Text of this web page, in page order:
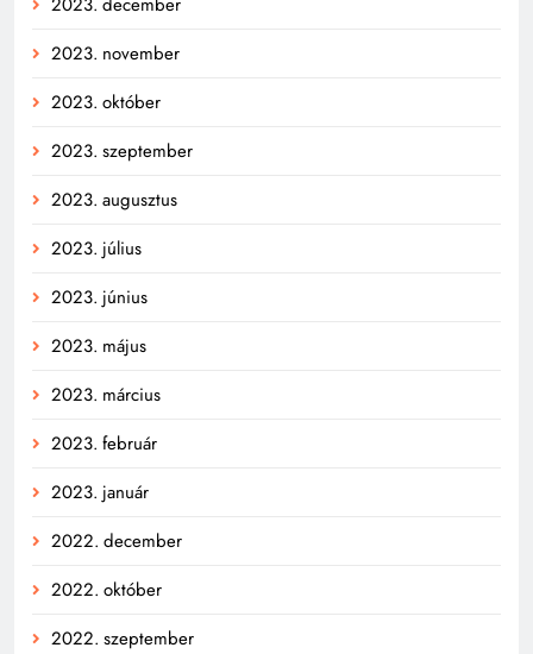
2023. november
2023. október
2023. szeptember
2023. augusztus
2023. július
2023. június
2023. május
2023. március
2023. február
2023. január
2022. december
2022. október
2022. szeptember